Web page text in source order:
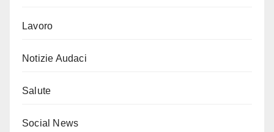
Lavoro
Notizie Audaci
Salute
Social News